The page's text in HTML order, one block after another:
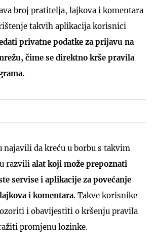
broj pratitelja, lajkova i komentara
takvih aplikacija korisnici
privatne podatke za prijavu na
čime se direktno krše pravila
najavili da kreću u borbu s takvim
razvili alat koji može prepoznati
servise i aplikacije za povećanje
i komentara. Takve korisnike
i obavijestiti o kršenju pravila
promjenu lozinke.